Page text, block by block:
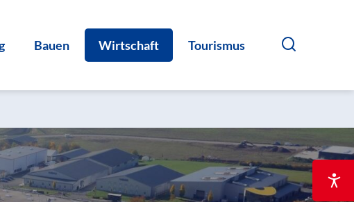
Bauen Wirtschaft Tourismus